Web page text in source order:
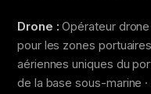
Drone : Opérateur
pour les zones
aériennes uniques du
de la base sous-marine